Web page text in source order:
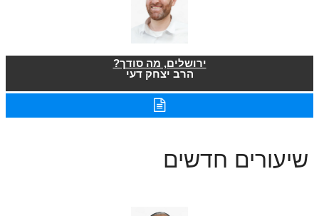
ירושלים, מה סודך?
הרב יצחק דעי
שיעורים חדשים